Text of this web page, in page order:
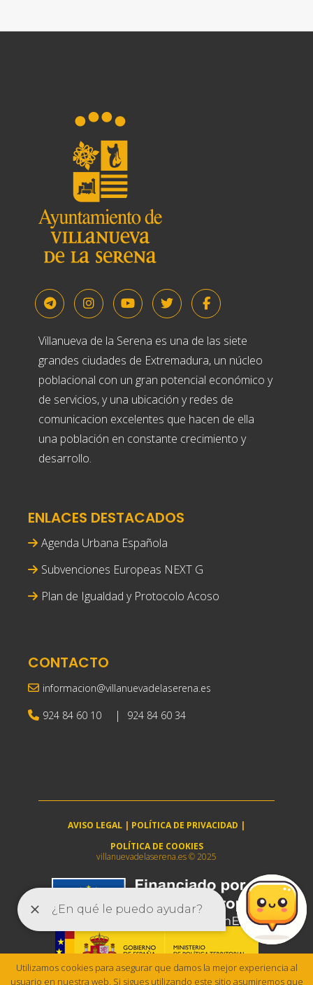
Villanueva de la Serena es una de las siete
grandes ciudades de Extremadura, un núcleo
poblacional con un gran potencial económico y
de servicios, y una ubicación y redes de
comunicacion excelentes que hacen de ella
una población en constante crecimiento y
desarrollo.
ENLACES DESTACADOS
Agenda Urbana Española
Subvenciones Europeas NEXT G
Plan de Igualdad y Protocolo Acoso
CONTACTO
informacion@villanuevadelaserena.es
924 84 60 10 | 924 84 60 34
AVISO LEGAL | POLÍTICA DE PRIVACIDAD |
POLÍTICA DE COOKIES
villanuevadelaserena.es © 2025
Utilizamos cookies para asegurar que damos la mejor experiencia al
usuario en nuestra web. Si sigues utilizando este sitio asumiremos que